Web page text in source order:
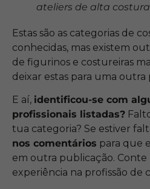
ateliers de alta
Estas são as categorias de
conhecidas, mas existem
de figurinos e costureiras
deixar estas para uma outra
E aí, identificou-se com
profissionais listadas?
tua categoria? Se estiver
nos comentários para que
em outra publicação. Conte
experiência na profissão de